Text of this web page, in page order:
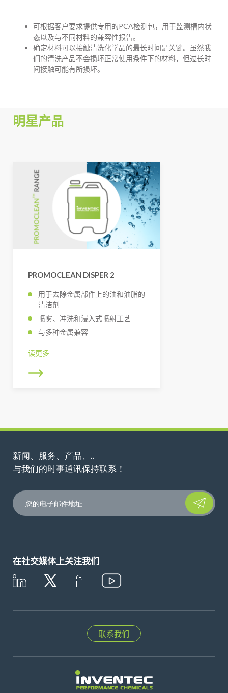
可根据客户要求提供专用的PCA检测包，用于监测槽内状
态以及与不同材料的兼容性报告。
确定材料可以接触清洗化学品的最长时间是关键。虽然我
们的清洗产品不会损坏正常使用条件下的材料，但过长时
间接触可能有所损坏。
明星产品
PROMOCLEAN DISPER 2
用于去除金属部件上的油和油脂的
清洁剂
喷雾、冲洗和浸入式喷射工艺
与多种金属兼容
读更多
新闻、服务、产品、..
与我们的时事通讯保持联系！
Please
在社交媒体上关注我们
联系我们